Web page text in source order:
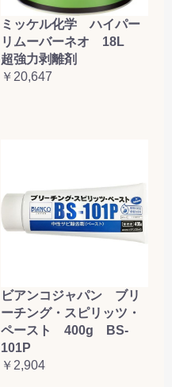
ミッケル化学 ハイパー
リムーバーネオ 18L
超強力剥離剤
￥20,647
ビアンコジャパン ブリ
ーチング・スピリッツ・
ペースト 400g BS-
101P
￥2,904